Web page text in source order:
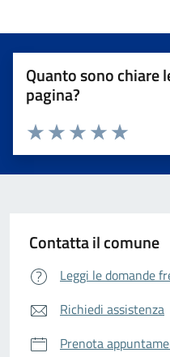
Quanto sono chiare
pagina?
Valuta da 1 a 5 stelle la pagina
Valuta 5
Valuta 4 stelle
Valuta 3 stelle su
Valuta 2 stelle su 5
Valuta 1 stelle su 5
Contatta il comune
Leggi le domande
Richiedi assistenza
Prenota